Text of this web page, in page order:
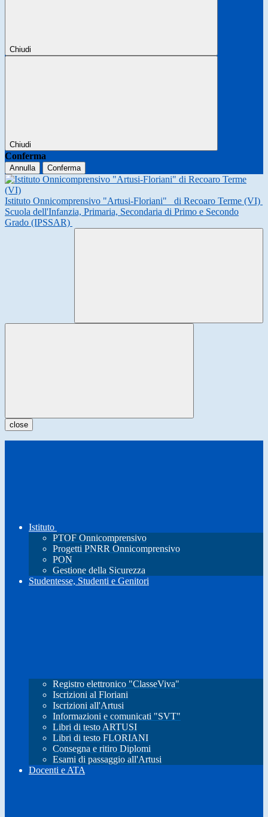
Chiudi
Chiudi
Conferma
Annulla Conferma
Istituto Onnicomprensivo "Artusi-Floriani"
di Recoaro Terme (VI)
Scuola dell'Infanzia, Primaria, Secondaria di Primo e Secondo
Grado (IPSSAR)
close
Istituto
PTOF Onnicomprensivo
Progetti PNRR Onnicomprensivo
PON
Gestione della Sicurezza
Studentesse, Studenti e Genitori
Registro elettronico "ClasseViva"
Iscrizioni al Floriani
Iscrizioni all'Artusi
Informazioni e comunicati "SVT"
Libri di testo ARTUSI
Libri di testo FLORIANI
Consegna e ritiro Diplomi
Esami di passaggio all'Artusi
Docenti e ATA